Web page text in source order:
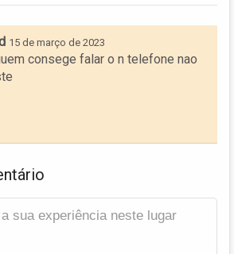
15 de março de 2023
consege falar o n telefone nao